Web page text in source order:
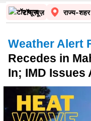
टॉप न्यूज़ राज्य-शहर
Weather Alert
Recedes in
In; IMD Issues